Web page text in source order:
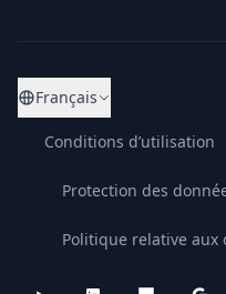
Français
Conditions d’utilisation
Protection des
Politique relative aux